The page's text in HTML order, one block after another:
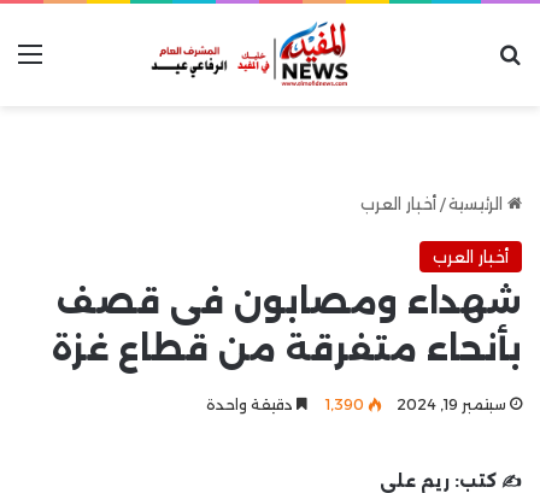
الرئيسية/ أخبار العرب
أخبار العرب
شهداء ومصابون فى قصف
بأنحاء متفرقة من قطاع غزة
سبتمبر 19, 2024 1٬390 دقيقة واحدة
✍️ كتب: ريم علي